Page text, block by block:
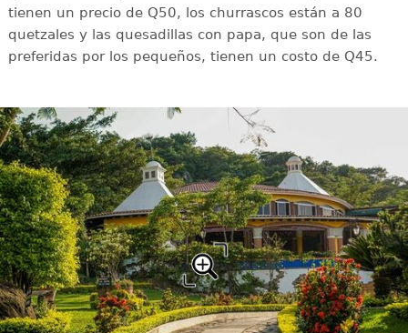
tienen un precio de Q50, los churrascos están a 80
quetzales y las quesadillas con papa, que son de las
preferidas por los pequeños, tienen un costo de Q45.